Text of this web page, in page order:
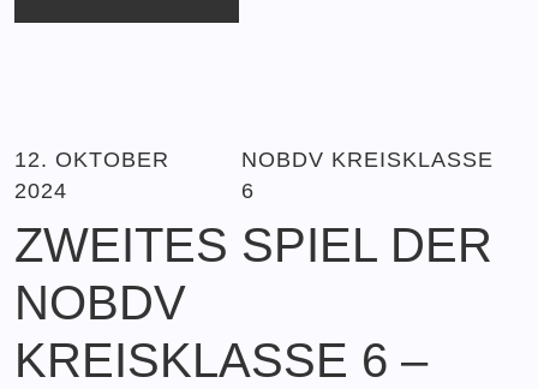
12. OKTOBER
2024
NOBDV KREISKLASSE
6
ZWEITES SPIEL DER
NOBDV
KREISKLASSE 6 –